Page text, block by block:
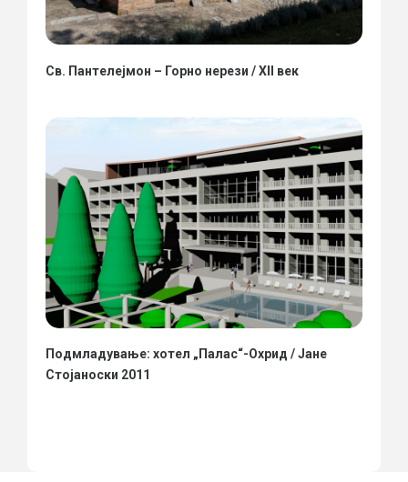
Св. Пантелејмон – Горно нерези / XII век
Подмладување: хотел „Палас“-Охрид / Јане
Стојаноски 2011